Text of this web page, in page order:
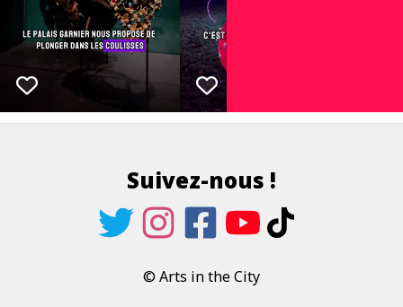
Suivez-nous !
© Arts in the City